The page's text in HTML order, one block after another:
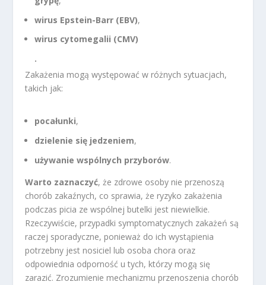
wirus Epstein-Barr (EBV),
wirus cytomegalii (CMV)
.
Zakażenia mogą występować w różnych sytuacjach,
takich jak:
pocałunki,
dzielenie się jedzeniem,
używanie wspólnych przyborów.
Warto zaznaczyć, że zdrowe osoby nie przenoszą
chorób zakaźnych, co sprawia, że ryzyko zakażenia
podczas picia ze wspólnej butelki jest niewielkie.
Rzeczywiście, przypadki symptomatycznych zakażeń są
raczej sporadyczne, ponieważ do ich wystąpienia
potrzebny jest nosiciel lub osoba chora oraz
odpowiednia odporność u tych, którzy mogą się
zarazić. Zrozumienie mechanizmu przenoszenia chorób